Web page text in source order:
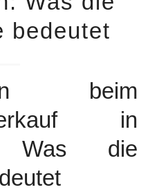
bedeutet
beim
in
Was die